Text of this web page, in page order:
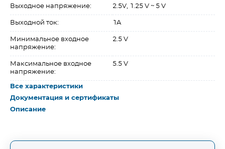
Выходное напряжение: 2.5V, 1.25 V ~ 5 V
Выходной ток: 1A
Минимальное входное
напряжение:
2.5 V
Максимальное входное
напряжение:
5.5 V
Все характеристики
Документация и сертификаты
Описание